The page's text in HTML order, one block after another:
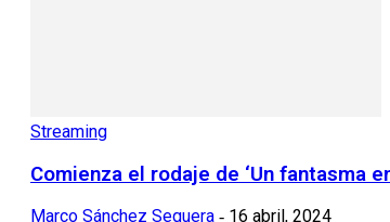
Streaming
Comienza el rodaje de ‘Un fantasma
Marco Sánchez Sequera - 16 abril, 2024